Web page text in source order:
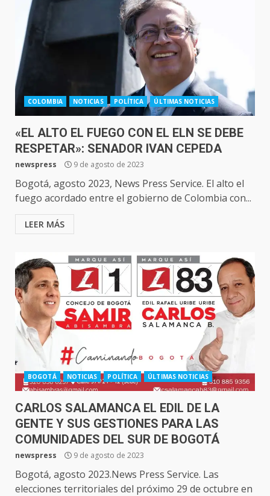
COLOMBIA NOTICIAS POLÍTICA ÚLTIMAS NOTICIAS
«EL ALTO EL FUEGO CON EL ELN SE DEBE
RESPETAR»: SENADOR IVAN CEPEDA
newspress 9 de agosto de 2023
Bogotá, agosto 2023, News Press Service. El alto el
fuego acordado entre el gobierno de Colombia con...
LEER MÁS
BOGOTÁ NOTICIAS POLÍTICA ÚLTIMAS NOTICIAS
CARLOS SALAMANCA EL EDIL DE LA
GENTE Y SUS GESTIONES PARA LAS
COMUNIDADES DEL SUR DE BOGOTÁ
newspress 9 de agosto de 2023
Bogotá, agosto 2023.News Press Service. Las
elecciones territoriales del próximo 29 de octubre en